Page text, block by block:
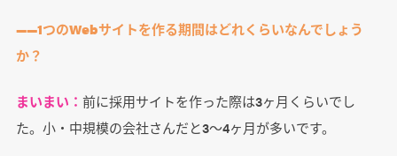
――1つのWebサイトを作る期間はどれくらいなんでしょう
か？
まいまい： 前に採用サイトを作った際は3ヶ月くらいでし
た。小・中規模の会社さんだと3～4ヶ月が多いです。